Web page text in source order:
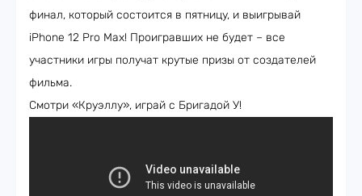
финал, который состоится в пятницу, и выигрывай
iPhone 12 Pro Max! Проигравших не будет – все
участники игры получат крутые призы от создателей
фильма.
Смотри «Круэллу», играй с Бригадой У!